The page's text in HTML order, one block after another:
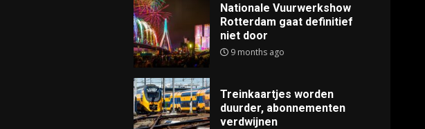
Nationale Vuurwerkshow
Rotterdam gaat definitief
niet door
9 months ago
Treinkaartjes worden
duurder, abonnementen
verdwijnen